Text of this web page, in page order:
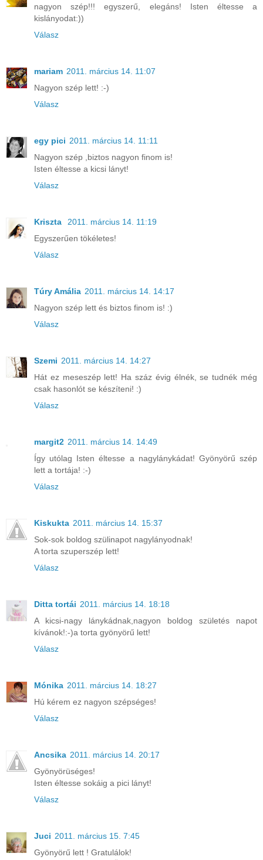
nagyon szép!!! egyszerű, elegáns! Isten éltesse a
kislányodat:))
Válasz
mariam 2011. március 14. 11:07
Nagyon szép lett! :-)
Válasz
egy pici 2011. március 14. 11:11
Nagyon szép ,biztos nagyon finom is!
Isten éltesse a kicsi lányt!
Válasz
Kriszta
2011. március 14. 11:19
Egyszerűen tökéletes!
Válasz
Túry Amália 2011. március 14. 14:17
Nagyon szép lett és biztos finom is! :)
Válasz
Szemi 2011. március 14. 14:27
Hát ez meseszép lett! Ha száz évig élnék, se tudnék még
csak hasonlót se készíteni! :)
Válasz
margit2 2011. március 14. 14:49
Így utólag Isten éltesse a nagylánykádat! Gyönyörű szép
lett a tortája! :-)
Válasz
Kiskukta 2011. március 14. 15:37
Sok-sok boldog szülinapot nagylányodnak!
A torta szuperszép lett!
Válasz
Ditta tortái 2011. március 14. 18:18
A kicsi-nagy lánykádnak,nagyon boldog születés napot
kívánok!:-)a torta gyönyörű lett!
Válasz
Mónika 2011. március 14. 18:27
Hú kérem ez nagyon szépséges!
Válasz
Ancsika 2011. március 14. 20:17
Gyönyörüséges!
Isten éltesse sokáig a pici lányt!
Válasz
Juci 2011. március 15. 7:45
Gyönyörű lett ! Gratulálok!